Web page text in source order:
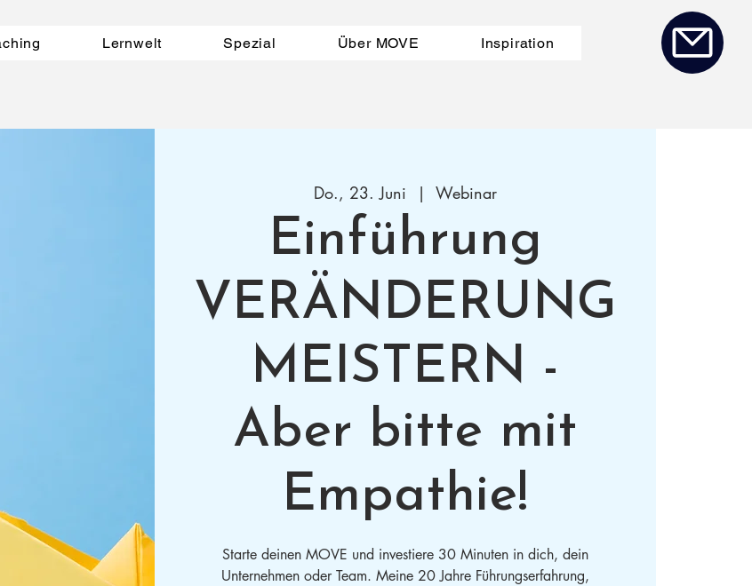
Lernwelt Spezial Über MOVE Inspiration
Do., 23. Juni
  |
Webinar
Einführung
VERÄNDERUNG
MEISTERN -
Aber bitte mit
Empathie!
Starte deinen MOVE und investiere 30 Minuten in dich, dein
Unternehmen oder Team. Meine 20 Jahre Führungserfahrung,